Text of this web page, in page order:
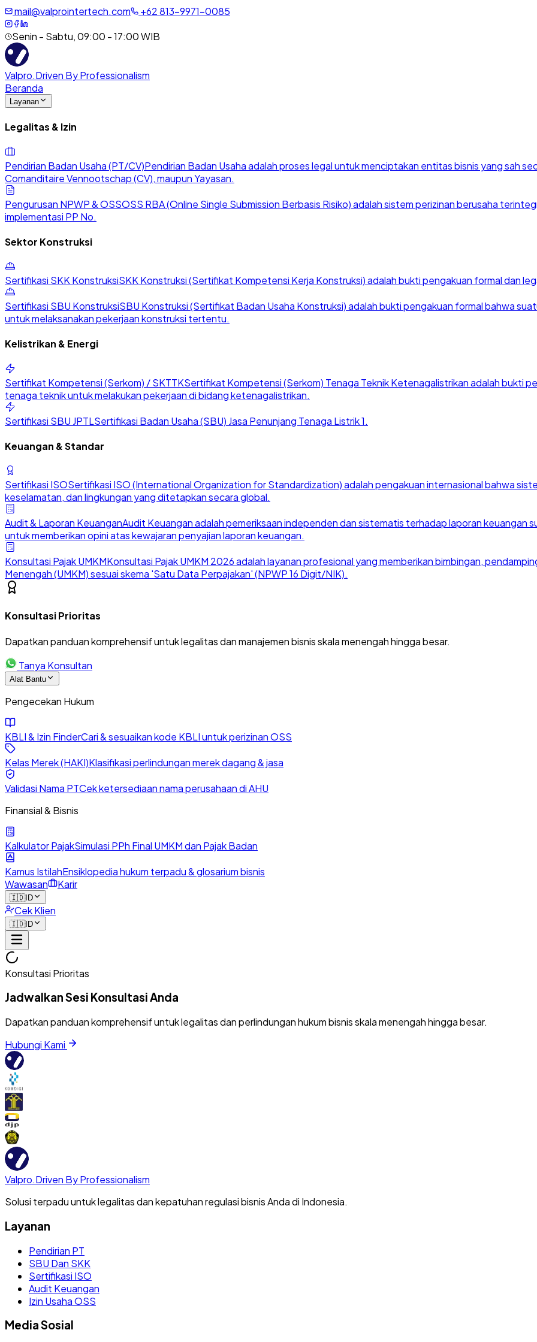
mail@valprointertech.com +62813-9971-0085
Senin - Sabtu, 09:00 - 17:00 WIB
Valpro.Driven By Professionalism
Beranda
Layanan
Legalitas & Izin
Pendirian Badan Usaha (PT/CV)Pendirian Badan Usaha adalah proses legal untuk menciptakan entitas bisnis yang sah
Comanditaire Vennootschap (CV), maupun Yayasan.
Pengurusan NPWP & OSSOSS RBA (Online Single Submission Berbasis Risiko) adalah sistem perizinan berusaha
implementasi PP No.
Sektor Konstruksi
Sertifikasi SKK KonstruksiSKK Konstruksi (Sertifikat Kompetensi Kerja Konstruksi) adalah bukti pengakuan formal dan
Sertifikasi SBU KonstruksiSBU Konstruksi (Sertifikat Badan Usaha Konstruksi) adalah bukti pengakuan formal bahwa
untuk melaksanakan pekerjaan konstruksi tertentu.
Kelistrikan & Energi
Sertifikat Kompetensi (Serkom) / SKTTKSertifikat Kompetensi (Serkom) Tenaga Teknik Ketenagalistrikan adalah bukti
tenaga teknik untuk melakukan pekerjaan di bidang ketenagalistrikan.
Sertifikasi SBU JPTLSertifikasi Badan Usaha (SBU) Jasa Penunjang Tenaga Listrik 1.
Keuangan & Standar
Sertifikasi ISOSertifikasi ISO (International Organization for Standardization) adalah pengakuan internasional bahwa
keselamatan, dan lingkungan yang ditetapkan secara global.
Audit & Laporan KeuanganAudit Keuangan adalah pemeriksaan independen dan sistematis terhadap laporan keuangan
untuk memberikan opini atas kewajaran penyajian laporan keuangan.
Konsultasi Pajak UMKMKonsultasi Pajak UMKM 2026 adalah layanan profesional yang memberikan bimbingan,
Menengah (UMKM) sesuai skema 'Satu Data Perpajakan' (NPWP 16 Digit/NIK).
Konsultasi Prioritas
Dapatkan panduan komprehensif untuk legalitas dan manajemen bisnis skala menengah hingga besar.
Tanya Konsultan
Alat Bantu
Pengecekan Hukum
KBLI & Izin FinderCari & sesuaikan kode KBLI untuk perizinan OSS
Kelas Merek (HAKI)Klasifikasi perlindungan merek dagang & jasa
Validasi Nama PTCek ketersediaan nama perusahaan di AHU
Finansial & Bisnis
Kalkulator PajakSimulasi PPh Final UMKM dan Pajak Badan
Kamus IstilahEnsiklopedia hukum terpadu & glosarium bisnis
Wawasan
Karir
🇮🇩ID
Cek Klien
🇮🇩ID
Konsultasi Prioritas
Jadwalkan Sesi Konsultasi Anda
Dapatkan panduan komprehensif untuk legalitas dan perlindungan hukum bisnis skala menengah hingga besar.
Hubungi Kami
Valpro.Driven By Professionalism
Solusi terpadu untuk legalitas dan kepatuhan regulasi bisnis Anda di Indonesia.
Layanan
Pendirian PT
SBU Dan SKK
Sertifikasi ISO
Audit Keuangan
Izin Usaha OSS
Media Sosial